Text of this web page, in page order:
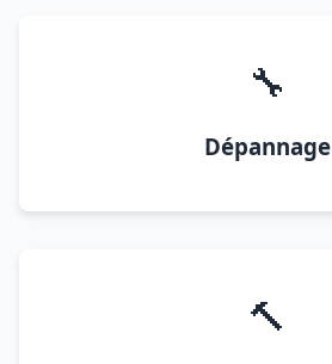
🔧
Dépannage
🔨